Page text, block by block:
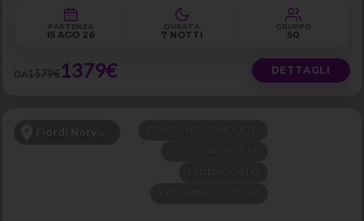
PARTENZA
15 AGO 26
DURATA
7 NOTTI
GRUPPO
50
DA1579€1379€ DETTAGLI
Fiordi Norvegesi